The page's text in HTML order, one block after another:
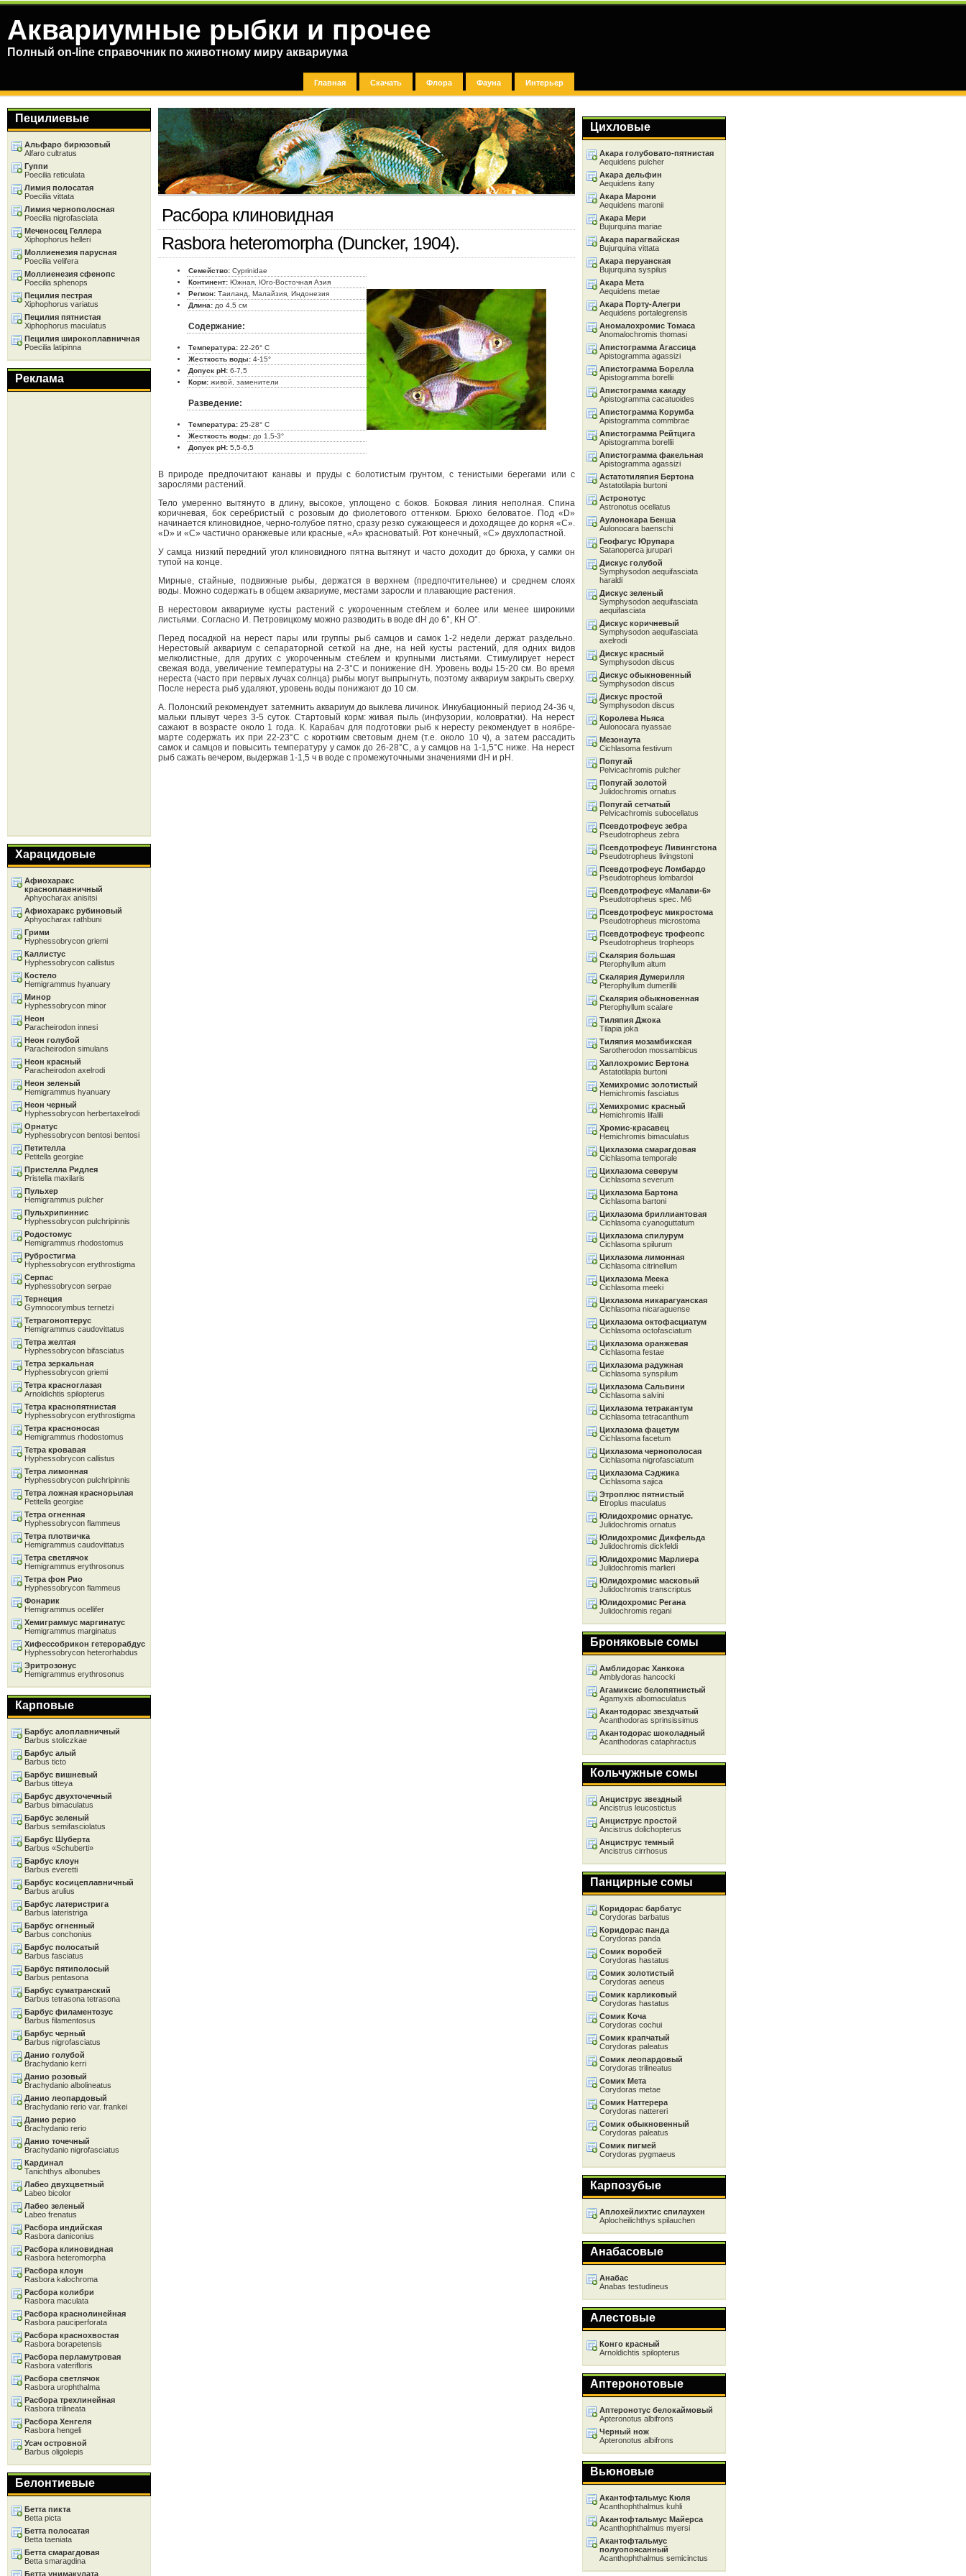
Аквариумные рыбки и прочее
Полный on-line справочник по животному миру аквариума
Главная Скачать Флора Фауна Интерьер
Расбора клиновидная
Rasbora heteromorpha (Duncker, 1904).
Семейство: Cyprinidae
Континент: Южная, Юго-Восточная Азия
Регион: Таиланд, Малайзия, Индонезия
Длина: до 4,5 см
Содержание:
Температура: 22-26° C
Жесткость воды: 4-15°
Допуск pH: 6-7,5
Корм: живой, заменители
Разведение:
Температура: 25-28° C
Жесткость воды: до 1,5-3°
Допуск pH: 5,5-6,5
В природе предпочитают канавы и пруды с болотистым грунтом, с тенистыми берегами или с
зарослями растений.
Тело умеренно вытянуто в длину, высокое, уплощено с боков. Боковая линия неполная. Спина
коричневая, бок серебристый с розовым до фиолетового оттенком. Брюхо беловатое. Под «D»
начинается клиновидное, черно-голубое пятно, сразу резко сужающееся и доходящее до корня «С».
«D» и «С» частично оранжевые или красные, «А» красноватый. Рот конечный, «С» двухлопастной.
У самца низкий передний угол клиновидного пятна вытянут и часто доходит до брюха, у самки он
тупой на конце.
Мирные, стайные, подвижные рыбы, держатся в верхнем (предпочтительнее) и среднем слоях
воды. Можно содержать в общем аквариуме, местами заросли и плавающие растения.
В нерестовом аквариуме кусты растений с укороченным стеблем и более или менее широкими
листьями. Согласно И. Петровицкому можно разводить в воде dН до 6°, КН О°.
Перед посадкой на нерест пары или группы рыб самцов и самок 1-2 недели держат раздельно.
Нерестовый аквариум с сепараторной сеткой на дне, на ней кусты растений, для одних видов
мелколистные, для других с укороченным стеблем и крупными листьями. Стимулирует нерест
свежая вода, увеличение температуры на 2-3°С и понижение dН. Уровень воды 15-20 см. Во время
нереста (часто при первых лучах солнца) рыбы могут выпрыгнуть, поэтому аквариум закрыть сверху.
После нереста рыб удаляют, уровень воды понижают до 10 см.
А. Полонский рекомендует затемнить аквариум до выклева личинок. Инкубационный период 24-36 ч,
мальки плывут через 3-5 суток. Стартовый корм: живая пыль (инфузории, коловратки). На нерест
сажают в возрасте около 1 года. К. Карабач для подготовки рыб к нересту рекомендует в ноябре-
марте содержать их при 22-23°С с коротким световым днем (т.е. около 10 ч), а затем рассадить
самок и самцов и повысить температуру у самок до 26-28°С, а у самцов на 1-1,5°С ниже. На нерест
рыб сажать вечером, выдержав 1-1,5 ч в воде с промежуточными значениями dН и рН.
Цихловые
Акара голубовато-пятнистая
Aequidens pulcher
Акара дельфин
Aequidens itany
Акара Марони
Aequidens maronii
Акара Мери
Bujurquina mariae
Акара парагвайская
Bujurquina vittata
Акара перуанская
Bujurquina syspilus
Акара Мета
Aequidens metae
Акара Порту-Алегри
Aequidens portalegrensis
Аномалохромис Томаса
Anomalochromis thomasi
Апистограмма Агассица
Apistogramma agassizi
Апистограмма Борелла
Apistogramma borellii
Апистограмма какаду
Apistogramma cacatuoides
Апистограмма Корумба
Apistogramma commbrae
Апистограмма Рейтцига
Apistogramma borellii
Апистограмма факельная
Apistogramma agassizi
Астатотиляпия Бертона
Astatotilapia burtoni
Астронотус
Astronotus ocellatus
Аулонокара Бенша
Aulonocara baenschi
Геофагус Юрупара
Satanoperca jurupari
Дискус голубой
Symphysodon aequifasciata
haraldi
Дискус зеленый
Symphysodon aequifasciata
aequifasciata
Дискус коричневый
Symphysodon aequifasciata
axelrodi
Дискус красный
Symphysodon discus
Дискус обыкновенный
Symphysodon discus
Дискус простой
Symphysodon discus
Королева Ньяса
Aulonocara nyassae
Мезонаута
Cichlasoma festivum
Попугай
Pelvicachromis pulcher
Попугай золотой
Julidochromis ornatus
Попугай сетчатый
Pelvicachromis subocellatus
Псевдотрофеус зебра
Pseudotropheus zebra
Псевдотрофеус Ливингстона
Pseudotropheus livingstoni
Псевдотрофеус Ломбардо
Pseudotropheus lombardoi
Псевдотрофеус «Малави-6»
Pseudotropheus spec. М6
Псевдотрофеус микростома
Pseudotropheus microstoma
Псевдотрофеус трофеопс
Pseudotropheus tropheops
Скалярия большая
Pterophyllum altum
Скалярия Думерилля
Pterophyllum dumerillii
Скалярия обыкновенная
Pterophyllum scalare
Тиляпия Джока
Tilapia joka
Тиляпия мозамбикская
Sarotherodon mossambicus
Хаплохромис Бертона
Astatotilapia burtoni
Хемихромис золотистый
Hemichromis fasciatus
Хемихромис красный
Hemichromis lifalili
Хромис-красавец
Hemichromis bimaculatus
Цихлазома смарагдовая
Cichlasoma temporale
Цихлазома северум
Cichlasoma severum
Цихлазома Бартона
Cichlasoma bartoni
Цихлазома бриллиантовая
Cichlasoma cyanoguttatum
Цихлазома спилурум
Cichlasoma spilurum
Цихлазома лимонная
Cichlasoma citrinellum
Цихлазома Меека
Cichlasoma meeki
Цихлазома никарагуанская
Cichlasoma nicaraguense
Цихлазома октофасциатум
Cichlasoma octofasciatum
Цихлазома оранжевая
Cichlasoma festae
Цихлазома радужная
Cichlasoma synspilum
Цихлазома Сальвини
Cichlasoma salvini
Цихлазома тетракантум
Cichlasoma tetracanthum
Цихлазома фацетум
Cichlasoma facetum
Цихлазома чернополосая
Cichlasoma nigrofasciatum
Цихлазома Сэджика
Cichlasoma sajica
Этроплюс пятнистый
Etroplus maculatus
Юлидохромис орнатус.
Julidochromis ornatus
Юлидохромис Дикфельда
Julidochromis dickfeldi
Юлидохромис Марлиера
Julidochromis marlieri
Юлидохромис масковый
Julidochromis transcriptus
Юлидохромис Регана
Julidochromis regani
Броняковые сомы
Амблидорас Ханкока
Amblydoras hancocki
Агамиксис белопятнистый
Agamyxis albomaculatus
Акантодорас звездчатый
Acanthodoras sprinsissimus
Акантодорас шоколадный
Acanthodoras cataphractus
Кольчужные сомы
Анциструс звездный
Ancistrus leucostictus
Анциструс простой
Ancistrus dolichopterus
Анциструс темный
Ancistrus cirrhosus
Панцирные сомы
Коридорас барбатус
Corydoras barbatus
Коридорас панда
Corydoras panda
Сомик воробей
Corydoras hastatus
Сомик золотистый
Corydoras aeneus
Сомик карликовый
Corydoras hastatus
Сомик Коча
Corydoras cochui
Сомик крапчатый
Corydoras paleatus
Сомик леопардовый
Corydoras trilineatus
Сомик Мета
Corydoras metae
Сомик Наттерера
Corydoras nattereri
Сомик обыкновенный
Corydoras paleatus
Сомик пигмей
Corydoras pygmaeus
Карпозубые
Аплохейлихтис спилаухен
Aplocheilichthys spilauchen
Анабасовые
Анабас
Anabas testudineus
Алестовые
Конго красный
Arnoldichtis spilopterus
Аптеронотовые
Аптеронотус белокаймовый
Apteronotus albifrons
Черный нож
Apteronotus albifrons
Вьюновые
Акантофтальмус Кюля
Acanthophthalmus kuhli
Акантофтальмус Майерса
Acanthophthalmus myersi
Акантофтальмус
полуопоясанный
Acanthophthalmus semicinctus
Пецилиевые
Альфаро бирюзовый
Alfaro cultratus
Гуппи
Poecilia reticulata
Лимия полосатая
Poecilia vittata
Лимия чернополосная
Poecilia nigrofasciata
Меченосец Геллера
Xiphophorus helleri
Моллиенезия парусная
Poecilia velifera
Моллиенезия сфенопс
Poecilia sphenops
Пецилия пестрая
Xiphophorus variatus
Пецилия пятнистая
Xiphophorus maculatus
Пецилия широкоплавничная
Poecilia latipinna
Реклама
Харацидовые
Афиохаракс
красноплавничный
Aphyocharax anisitsi
Афиохаракс рубиновый
Aphyocharax rathbuni
Грими
Hyphessobrycon griemi
Каллистус
Hyphessobrycon callistus
Костело
Hemigrammus hyanuary
Минор
Hyphessobrycon minor
Неон
Paracheirodon innesi
Неон голубой
Paracheirodon simulans
Неон красный
Paracheirodon axelrodi
Неон зеленый
Hemigrammus hyanuary
Неон черный
Hyphessobrycon herbertaxelrodi
Орнатус
Hyphessobrycon bentosi bentosi
Петителла
Petitella georgiae
Пристелла Ридлея
Pristella maxilaris
Пульхер
Hemigrammus pulcher
Пульхрипиннис
Hyphessobrycon pulchripinnis
Родостомус
Hemigrammus rhodostomus
Рубростигма
Hyphessobrycon erythrostigma
Серпас
Hyphessobrycon serpae
Тернеция
Gymnocorymbus ternetzi
Тетрагоноптерус
Hemigrammus caudovittatus
Тетра желтая
Hyphessobrycon bifasciatus
Тетра зеркальная
Hyphessobrycon griemi
Тетра красноглазая
Arnoldichtis spilopterus
Тетра краснопятнистая
Hyphessobrycon erythrostigma
Тетра красноносая
Hemigrammus rhodostomus
Тетра кровавая
Hyphessobrycon callistus
Тетра лимонная
Hyphessobrycon pulchripinnis
Тетра ложная краснорылая
Petitella georgiae
Тетра огненная
Hyphessobrycon flammeus
Тетра плотвичка
Hemigrammus caudovittatus
Тетра светлячок
Hemigrammus erythrosonus
Тетра фон Рио
Hyphessobrycon flammeus
Фонарик
Hemigrammus ocellifer
Хемиграммус маргинатус
Hemigrammus marginatus
Хифессобрикон гетерорабдус
Hyphessobrycon heterorhabdus
Эритрозонус
Hemigrammus erythrosonus
Карповые
Барбус алоплавничный
Barbus stoliczkae
Барбус алый
Barbus ticto
Барбус вишневый
Barbus titteya
Барбус двухточечный
Barbus bimaculatus
Барбус зеленый
Barbus semifasciolatus
Барбус Шуберта
Barbus «Schuberti»
Барбус клоун
Barbus everetti
Барбус косицеплавничный
Barbus arulius
Барбус латеристрига
Barbus lateristriga
Барбус огненный
Barbus conchonius
Барбус полосатый
Barbus fasciatus
Барбус пятиполосый
Barbus pentasona
Барбус суматранский
Barbus tetrasona tetrasona
Барбус филаментозус
Barbus filamentosus
Барбус черный
Barbus nigrofasciatus
Данио голубой
Brachydanio kerri
Данио розовый
Brachydanio albolineatus
Данио леопардовый
Brachydanio rerio var. frankei
Данио рерио
Brachydanio rerio
Данио точечный
Brachydanio nigrofasciatus
Кардинал
Tanichthys albonubes
Лабео двухцветный
Labeo bicolor
Лабео зеленый
Labeo frenatus
Расбора индийская
Rasbora daniconius
Расбора клиновидная
Rasbora heteromorpha
Расбора клоун
Rasbora kalochroma
Расбора колибри
Rasbora maculata
Расбора краснолинейная
Rasbora pauciperforata
Расбора краснохвостая
Rasbora borapetensis
Расбора перламутровая
Rasbora vaterifloris
Расбора светлячок
Rasbora urophthalma
Расбора трехлинейная
Rasbora trilineata
Расбора Хенгеля
Rasbora hengeli
Усач островной
Barbus oligolepis
Белонтиевые
Бетта пикта
Betta picta
Бетта полосатая
Betta taeniata
Бетта смарагдовая
Betta smaragdina
Бетта унимакулата